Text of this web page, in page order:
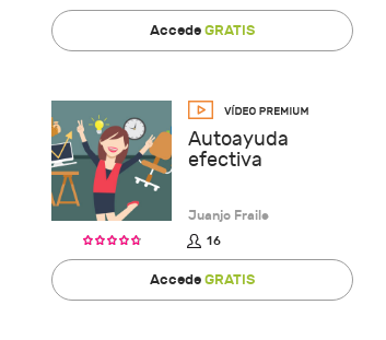
AccedeGRATIS
Autoayuda
efectiva
Juanjo Fraile
16
AccedeGRATIS